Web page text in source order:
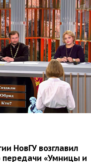
НовГУ возглавил
передачи «Умницы и